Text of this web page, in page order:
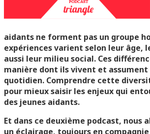
aidants ne forment pas un groupe
expériences varient selon leur âge,
aussi leur milieu social. Ces
manière dont ils vivent et assument
quotidien. Comprendre cette
pour mieux saisir les enjeux qui
des jeunes aidants.
Et dans ce deuxième podcast, nous
un éclairage, toujours en compagnie